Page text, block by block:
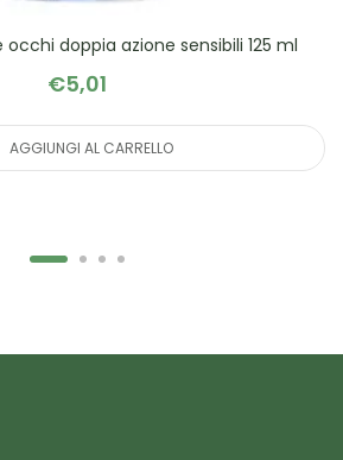
doppia azione sensibili 125 ml
€5,01
AGGIUNGI AL CARRELLO